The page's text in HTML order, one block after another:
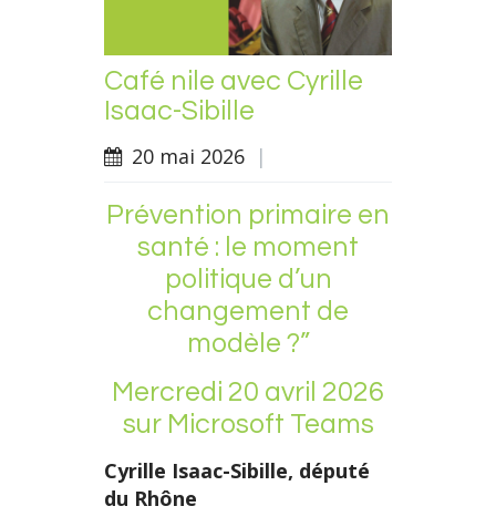
Café nile avec Cyrille
Isaac-Sibille
20 mai 2026 |
Prévention primaire en
santé : le moment
politique d’un
changement de
modèle ?”
Mercredi 20 avril 2026
sur Microsoft Teams
Cyrille Isaac-Sibille, député
du Rhône